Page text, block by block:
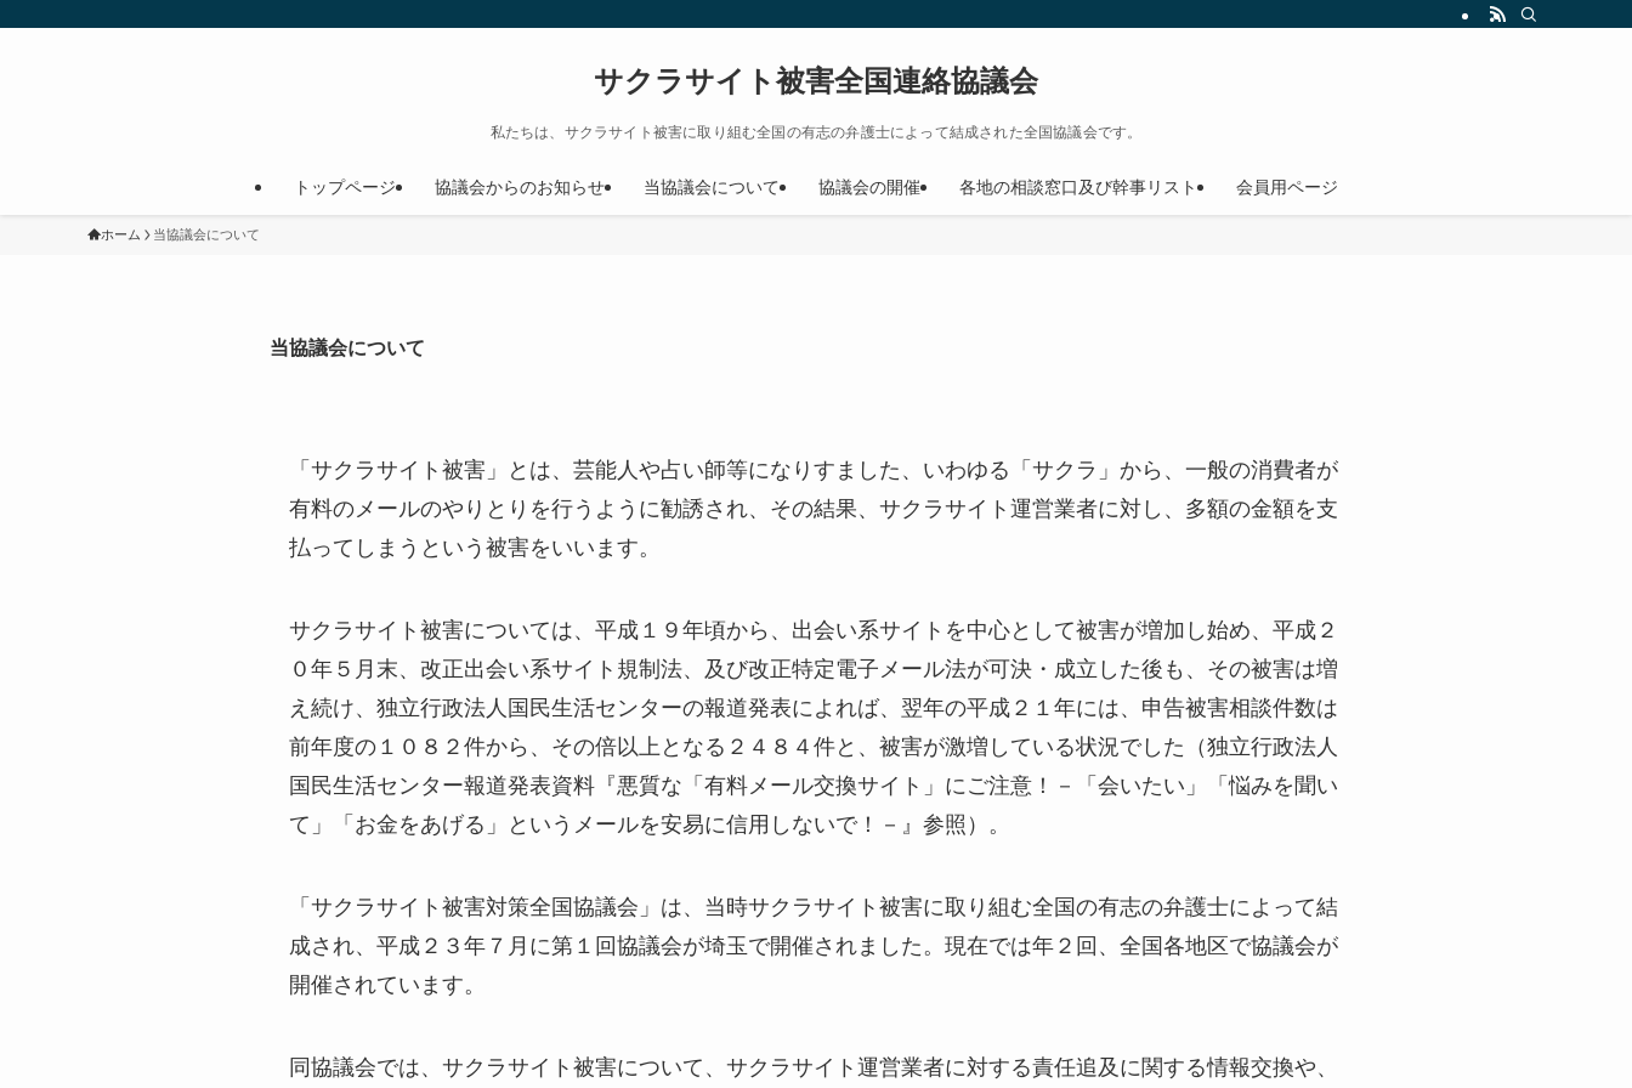
サクラサイト被害全国連絡協議会
私たちは、サクラサイト被害に取り組む全国の有志の弁護士によって結成された全国協議会です。
トップページ 協議会からのお知らせ 当協議会について 協議会の開催 各地の相談窓口及び幹事リスト 会員用ページ
ホーム 当協議会について
当協議会について
「サクラサイト被害」とは、芸能人や占い師等になりすました、いわゆる「サクラ」から、一般の消費者が
有料のメールのやりとりを行うように勧誘され、その結果、サクラサイト運営業者に対し、多額の金額を支
払ってしまうという被害をいいます。
サクラサイト被害については、平成１９年頃から、出会い系サイトを中心として被害が増加し始め、平成２
０年５月末、改正出会い系サイト規制法、及び改正特定電子メール法が可決・成立した後も、その被害は増
え続け、独立行政法人国民生活センターの報道発表によれば、翌年の平成２１年には、申告被害相談件数は
前年度の１０８２件から、その倍以上となる２４８４件と、被害が激増している状況でした（独立行政法人
国民生活センター報道発表資料『悪質な「有料メール交換サイト」にご注意！－「会いたい」「悩みを聞い
て」「お金をあげる」というメールを安易に信用しないで！－』参照）。
「サクラサイト被害対策全国協議会」は、当時サクラサイト被害に取り組む全国の有志の弁護士によって結
成され、平成２３年７月に第１回協議会が埼玉で開催されました。現在では年２回、全国各地区で協議会が
開催されています。
同協議会では、サクラサイト被害について、サクラサイト運営業者に対する責任追及に関する情報交換や、